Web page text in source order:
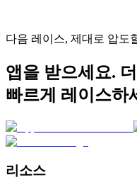
다음 레이스, 제대로 압도
앱을 받으세요.
빠르게 레이스하
리소스